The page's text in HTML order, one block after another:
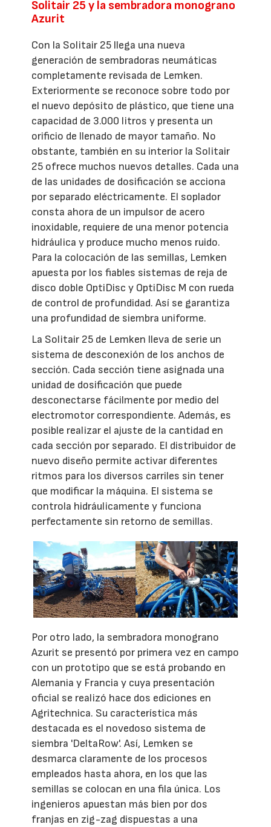
Solitair 25 y la sembradora monograno
Azurit
Con la Solitair 25 llega una nueva
generación de sembradoras neumáticas
completamente revisada de Lemken.
Exteriormente se reconoce sobre todo por
el nuevo depósito de plástico, que tiene una
capacidad de 3.000 litros y presenta un
orificio de llenado de mayor tamaño. No
obstante, también en su interior la Solitair
25 ofrece muchos nuevos detalles. Cada una
de las unidades de dosificación se acciona
por separado eléctricamente. El soplador
consta ahora de un impulsor de acero
inoxidable, requiere de una menor potencia
hidráulica y produce mucho menos ruido.
Para la colocación de las semillas, Lemken
apuesta por los fiables sistemas de reja de
disco doble OptiDisc y OptiDisc M con rueda
de control de profundidad. Así se garantiza
una profundidad de siembra uniforme.
La Solitair 25 de Lemken lleva de serie un
sistema de desconexión de los anchos de
sección. Cada sección tiene asignada una
unidad de dosificación que puede
desconectarse fácilmente por medio del
electromotor correspondiente. Además, es
posible realizar el ajuste de la cantidad en
cada sección por separado. El distribuidor de
nuevo diseño permite activar diferentes
ritmos para los diversos carriles sin tener
que modificar la máquina. El sistema se
controla hidráulicamente y funciona
perfectamente sin retorno de semillas.
Por otro lado, la sembradora monograno
Azurit se presentó por primera vez en campo
con un prototipo que se está probando en
Alemania y Francia y cuya presentación
oficial se realizó hace dos ediciones en
Agritechnica. Su característica más
destacada es el novedoso sistema de
siembra 'DeltaRow'. Así, Lemken se
desmarca claramente de los procesos
empleados hasta ahora, en los que las
semillas se colocan en una fila única. Los
ingenieros apuestan más bien por dos
franjas en zig-zag dispuestas a una